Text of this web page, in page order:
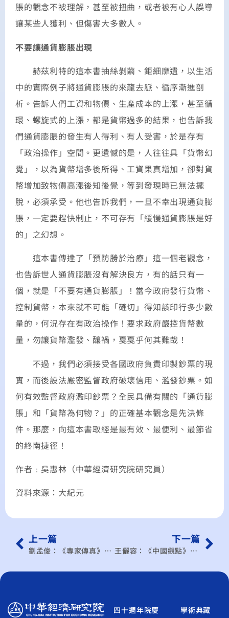
脹的觀念不被理解，甚至被扭曲，或者被有心人誤導
讓某些人獲利、但傷害大多數人。
不要讓通貨膨脹出現
赫茲利特的這本書抽絲剝繭、鉅細靡遺，以生活
中的實際例子將通貨膨脹的來龍去脈、循序漸進剖
析。告訴人們工資和物價、生產成本的上漲，甚至循
環、螺旋式的上漲，都是貨幣過多的結果，也告訴我
們通貨膨脹的發生有人得利、有人受害，於是存有
「政治操作」空間。更遺憾的是，人往往具「貨幣幻
覺」，以為貨幣增多後所得、工資果真增加，卻對貨
幣增加致物價高漲後知後覺，等到發現時已無法擺
脫，必須承受。他也告訴我們，一旦不幸出現通貨膨
脹，一定要趕快制止，不可存有「緩慢通貨膨脹是好
的」之幻想。
這本書傳達了「預防勝於治療」這一個老觀念，
也告訴世人通貨膨脹沒有解決良方，有的話只有一
個，就是「不要有通貨膨脹」！當今政府發行貨幣、
控制貨幣，本來就不可能「確切」得知該印行多少數
量的，何況存在有政治操作！要求政府嚴控貨幣數
量，勿讓貨幣濫發、釀禍，戛戛乎何其難哉！
不過，我們必須接受各國政府負責印製鈔票的現
實，而後設法嚴密監督政府破壞信用、濫發鈔票。如
何有效監督政府濫印鈔票？全民具備有關的「通貨膨
脹」和「貨幣為何物？」的正確基本觀念是先決條
件。那麼，向這本書取經是最有效、最便利、最節省
的終南捷徑！
作者﹕吳惠林（中華經濟研究院研究員）
資料來源：大紀元
上一篇
劉孟俊：《專家傳真》抓住中國的試點商機
下一篇
王儷容：《中國觀點》人民幣蠶食港元 台幣在劫難逃?
四十週年院慶 學術典藏